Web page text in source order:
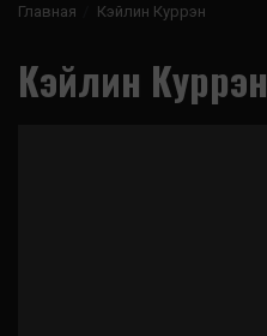
Главная Кэйлин Куррэн
Кэйлин Куррэн